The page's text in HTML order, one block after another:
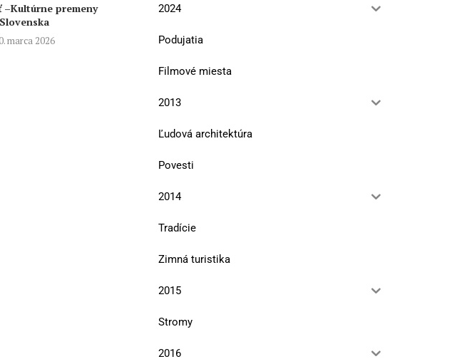
–Kultúrne premeny
Slovenska
marca 2026
Premeny cisárovnej Sisi Tajomný rytier
2024
Podujatia
Filmové miesta
2013
Ľudová architektúra
Povesti
2014
Tradície
Zimná turistika
2015
Stromy
2016